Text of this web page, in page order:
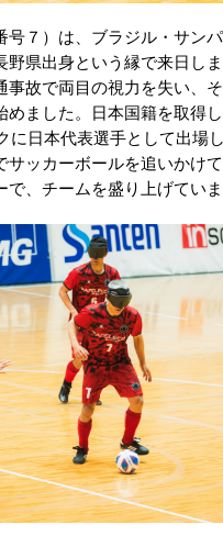
号７）は、ブラジル・サン
野県出身という縁で来日し
事故で両目の視力を失い、
めました。日本国籍を取得
に日本代表選手として出場し
サッカーボールを追いかけ
で、チームを盛り上げていま